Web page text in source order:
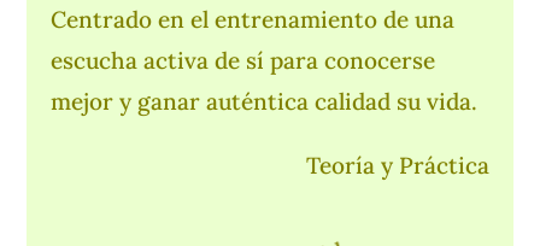
Centrado en el entrenamiento de una
escucha activa de sí para conocerse
mejor y ganar auténtica calidad su vida.
Teoría y Práctica